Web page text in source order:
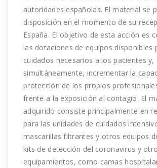
autoridades españolas. El material se
disposición en el momento de su
España. El objetivo de esta acción es
las dotaciones de equipos disponibles
cuidados necesarios a los pacientes y,
simultáneamente, incrementar la
protección de los propios
frente a la exposición al contagio. El
adquirido consiste principalmente en
para las unidades de cuidados
mascarillas filtrantes y otros equipos
kits de detección del coronavirus y
equipamientos, como camas